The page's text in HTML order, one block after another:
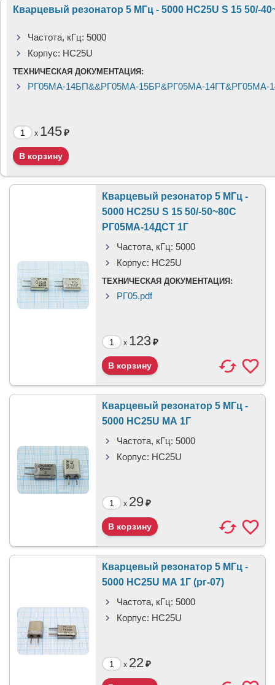
Кварцевый резонатор 5 МГц - 5000 HC25U S 15 50/-
Частота, кГц: 5000
Корпус: HC25U
ТЕХНИЧЕСКАЯ ДОКУМЕНТАЦИЯ:
РГ05МА-14БП&&РГ05МА-15БР&РГ05МА-
x 145₽
Кварцевый резонатор 5 МГц -
5000 HC25U S 15 50/-50~80C
РГ05МА-14ДСТ 1Г
Частота, кГц: 5000
Корпус: HC25U
ТЕХНИЧЕСКАЯ ДОКУМЕНТАЦИЯ:
РГ05.pdf
x 123₽
Кварцевый резонатор 5 МГц -
5000 HC25U МА 1Г
Частота, кГц: 5000
Корпус: HC25U
x 29₽
Кварцевый резонатор 5 МГц -
5000 HC25U МА 1Г (рг-07)
Частота, кГц: 5000
Корпус: HC25U
x 22₽